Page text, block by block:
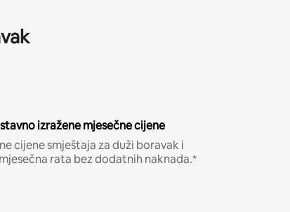
izražene mjesečne cijene
cijene smještaja za duži boravak i
rata bez dodatnih naknada.*